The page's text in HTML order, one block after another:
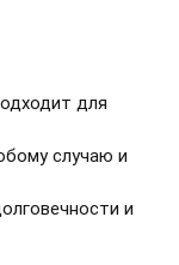
для
случаю и
и